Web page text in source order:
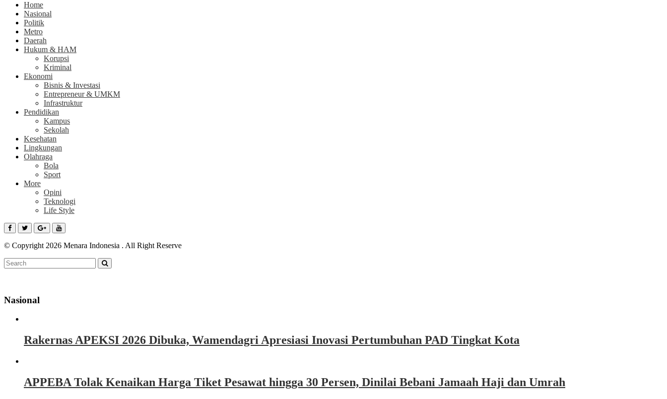
Home
Nasional
Politik
Metro
Daerah
Hukum & HAM
Korupsi
Kriminal
Ekonomi
Bisnis & Investasi
Entrepreneur & UMKM
Infrastruktur
Pendidikan
Kampus
Sekolah
Kesehatan
Lingkungan
Olahraga
Bola
Sport
More
Opini
Teknologi
Life Style
© Copyright 2026 Menara Indonesia . All Right Reserve
Nasional
Rakernas APEKSI 2026 Dibuka, Wamendagri Apresiasi Inovasi Pertumbuhan PAD Tingkat Kota
APPEBA Tolak Kenaikan Harga Tiket Pesawat hingga 30 Persen, Dinilai Bebani Jamaah Haji dan Umrah